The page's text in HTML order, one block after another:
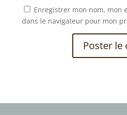
Enregistrer mon nom, mon
dans le navigateur pour mon